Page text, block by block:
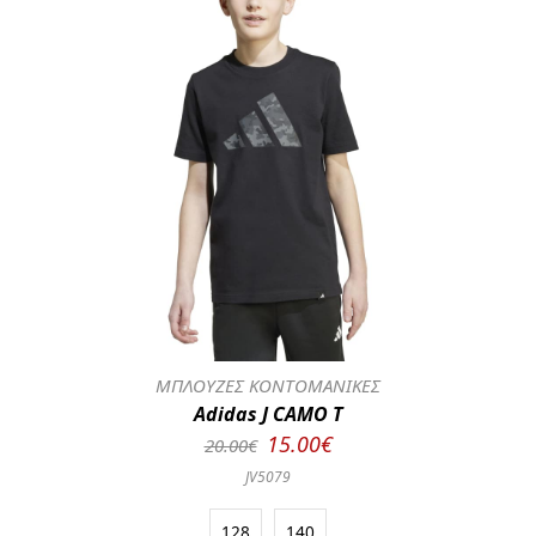
ΜΠΛΟΥΖΕΣ ΚΟΝΤΟΜΑΝΙΚΕΣ
Adidas J CAMO T
20.00€ 15.00€
JV5079